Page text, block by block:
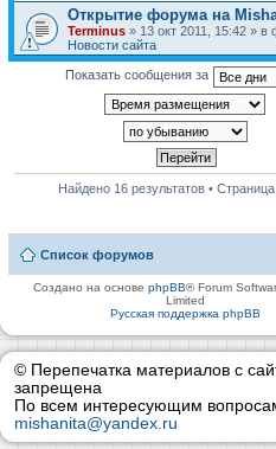
Открытие форума на
Terminus » 13 окт 2011, 15:42 » в
Новости сайта
Показать сообщения за
Найдено 16 результатов •
Список форумов
Создано на основеphpBB® Forum
Limited
Русская поддержка phpBB
© Перепечатка материалов с
запрещена
По всем интересующим
mishanita@yandex.ru